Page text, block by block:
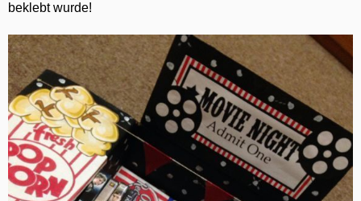
beklebt wurde!